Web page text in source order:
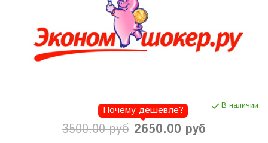
В наличии
3500.00 руб 2650.00 руб
Почему дешевле?